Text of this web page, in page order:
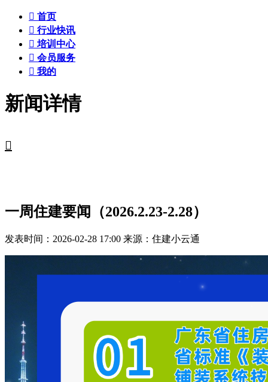
 首页
 行业快讯
 培训中心
 会员服务
 我的
新闻详情

一周住建要闻（2026.2.23-2.28）
发表时间：2026-02-28 17:00 来源：住建小云通